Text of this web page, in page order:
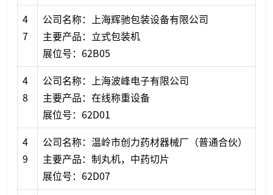
4
7
公司名称：上海辉驰包装设备有限公司
主要产品：立式包装机
展位号：62B05
4
8
公司名称：上海波峰电子有限公司
主要产品：在线称重设备
展位号：62D01
4
9
公司名称：温岭市创力药材器械厂（普通合伙）
主要产品：制丸机，中药切片
展位号：62D07